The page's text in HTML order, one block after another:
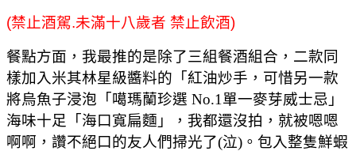
(禁止酒駕.未滿十八歲者 禁止飲酒)
餐點方面，我最推的是除了三組餐酒組合，二款同
樣加入米其林星級醬料的「紅油炒手，可惜另一款
將烏魚子浸泡「噶瑪蘭珍選 No.1單一麥芽威士忌」
海味十足「海口寬扁麵」，我都還沒拍，就被嗯嗯
啊啊，讚不絕口的友人們掃光了(泣)。包入整隻鮮蝦